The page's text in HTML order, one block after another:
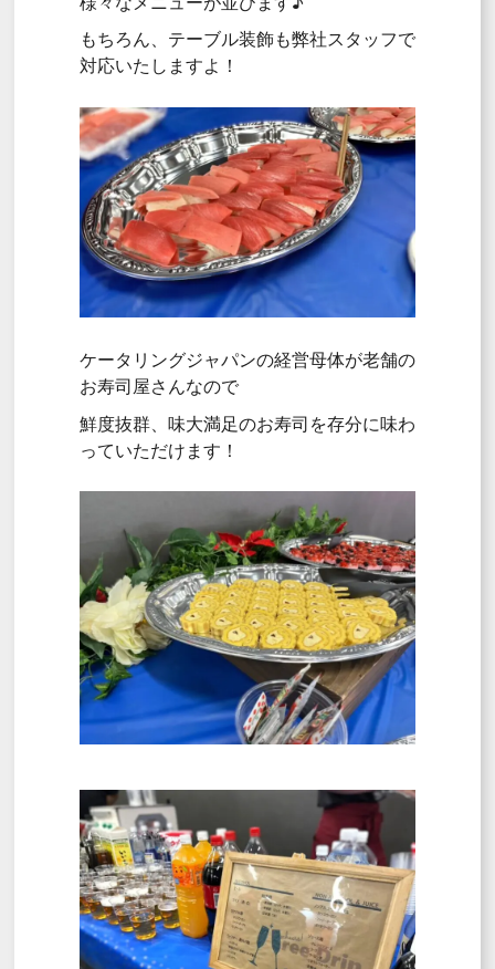
もちろん、テーブル装飾も弊社スタッフで
対応いたしますよ！
ケータリングジャパンの経営母体が老舗の
お寿司屋さんなので
鮮度抜群、味大満足のお寿司を存分に味わ
っていただけます！